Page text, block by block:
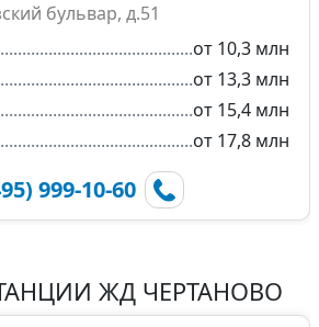
бульвар, д.51
от 10,3 млн
от 13,3 млн
от 15,4 млн
от 17,8 млн
999-10-60
ЖД ЧЕРТАНОВО